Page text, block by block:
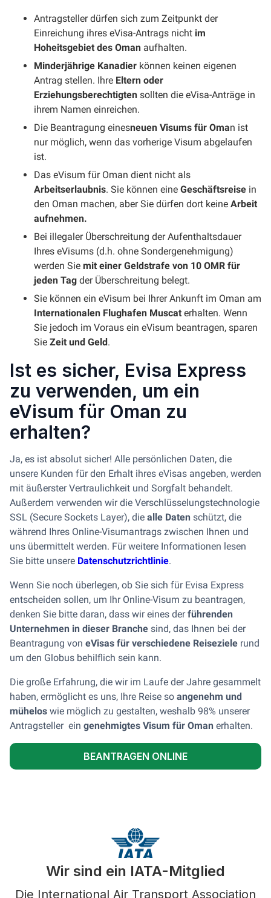
Antragsteller dürfen sich zum Zeitpunkt der
Einreichung ihres eVisa-Antrags nicht im
Hoheitsgebiet des Oman aufhalten.
Minderjährige Kanadier können keinen eigenen
Antrag stellen. Ihre Eltern oder
Erziehungsberechtigten sollten die eVisa-Anträge in
ihrem Namen einreichen.
Die Beantragung einesneuen Visums für Oman ist
nur möglich, wenn das vorherige Visum abgelaufen
ist.
Das eVisum für Oman dient nicht als
Arbeitserlaubnis. Sie können eine Geschäftsreise in
den Oman machen, aber Sie dürfen dort keine Arbeit
aufnehmen.
Bei illegaler Überschreitung der Aufenthaltsdauer
Ihres eVisums (d.h. ohne Sondergenehmigung)
werden Sie mit einer Geldstrafe von 10 OMR für
jeden Tag der Überschreitung belegt.
Sie können ein eVisum bei Ihrer Ankunft im Oman am
Internationalen Flughafen Muscat erhalten. Wenn
Sie jedoch im Voraus ein eVisum beantragen, sparen
Sie Zeit und Geld.
Ist es sicher, Evisa Express
zu verwenden, um ein
eVisum für Oman zu
erhalten?
Ja, es ist absolut sicher! Alle persönlichen Daten, die
unsere Kunden für den Erhalt ihres eVisas angeben, werden
mit äußerster Vertraulichkeit und Sorgfalt behandelt.
Außerdem verwenden wir die Verschlüsselungstechnologie
SSL (Secure Sockets Layer), die alle Daten schützt, die
während Ihres Online-Visumantrags zwischen Ihnen und
uns übermittelt werden. Für weitere Informationen lesen
Sie bitte unsere Datenschutzrichtlinie.
Wenn Sie noch überlegen, ob Sie sich für Evisa Express
entscheiden sollen, um Ihr Online-Visum zu beantragen,
denken Sie bitte daran, dass wir eines derführenden
Unternehmen in dieser Branche sind, das Ihnen bei der
Beantragung von eVisas für verschiedene Reiseziele rund
um den Globus behilflich sein kann.
Die große Erfahrung, die wir im Laufe der Jahre gesammelt
haben, ermöglicht es uns, Ihre Reise so angenehm und
mühelos wie möglich zu gestalten, weshalb 98% unserer
Antragsteller ein genehmigtes Visum für Oman erhalten.
BEANTRAGEN ONLINE
Wir sind ein IATA-Mitglied
Die International Air Transport Association